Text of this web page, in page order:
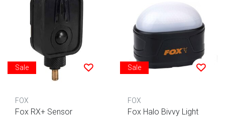
Sale
FOX
Fox RX+ Sensor
Sale
FOX
Fox Halo Bivvy Light